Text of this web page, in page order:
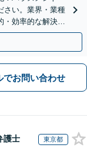
さい。業界・業種
・効率的な解決を
談可】
でお問い合わせ
護士 東京都